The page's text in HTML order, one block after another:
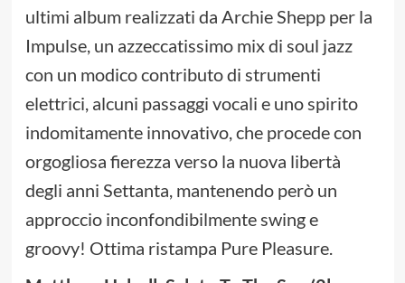
ultimi album realizzati da Archie Shepp per la
Impulse, un azzeccatissimo mix di soul jazz
con un modico contributo di strumenti
elettrici, alcuni passaggi vocali e uno spirito
indomitamente innovativo, che procede con
orgogliosa fierezza verso la nuova libertà
degli anni Settanta, mantenendo però un
approccio inconfondibilmente swing e
groovy! Ottima ristampa Pure Pleasure.